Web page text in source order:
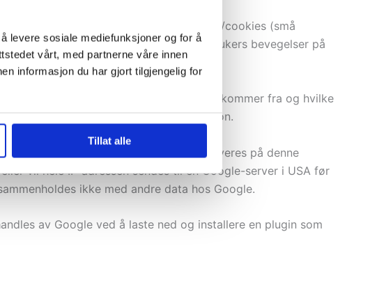
levere sosiale mediefunksjoner og for å
vårt, med partnerne våre innen
informasjon du har gjort tilgjengelig for
Tillat alle
Analytics bruker informasjonskapsler/cookies (små
som gir informasjon om den enkelte brukers bevegelser på
varer, hvilke nettsteder brukerne kommer fra og hvilke
av nettstedet til deg som enkeltperson.
lagres der. Hvis IP-anonymisering aktiveres på denne
vil hele IP-adressen sendes til en Google-server i USA før
ikke med andre data hos Google.
av Google ved å laste ned og installere en plugin som